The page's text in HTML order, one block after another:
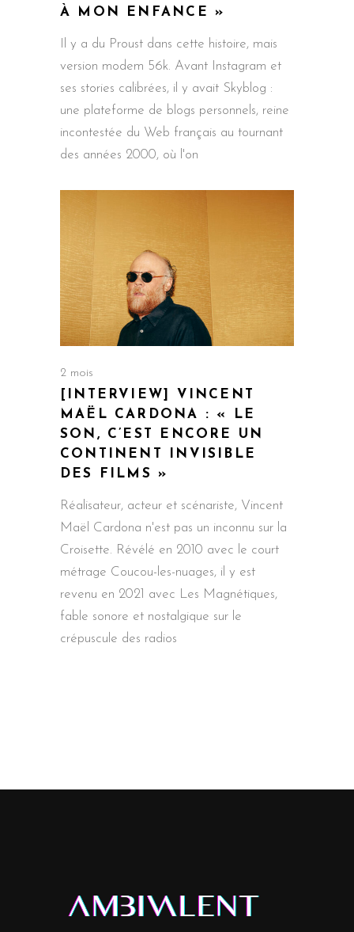
À MON ENFANCE »
Il y a du Proust dans cette histoire, mais
version modem 56k. Avant Instagram et
ses stories calibrées, il y avait Skyblog :
une plateforme de blogs personnels, reine
incontestée du Web français au tournant
des années 2000, où l'on
2 mois
[INTERVIEW] VINCENT
MAËL CARDONA : « LE
SON, C’EST ENCORE UN
CONTINENT INVISIBLE
DES FILMS »
Réalisateur, acteur et scénariste, Vincent
Maël Cardona n'est pas un inconnu sur la
Croisette. Révélé en 2010 avec le court
métrage Coucou-les-nuages, il y est
revenu en 2021 avec Les Magnétiques,
fable sonore et nostalgique sur le
crépuscule des radios